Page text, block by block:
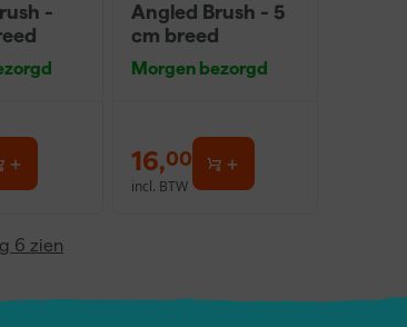
-
Angled Brush - 5
cm breed
Morgen bezorgd
16,00
incl. BTW
6 zien